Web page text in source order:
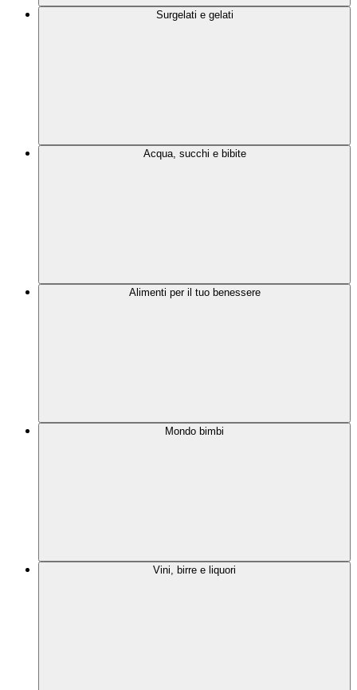
Surgelati e gelati
Acqua, succhi e bibite
Alimenti per il tuo benessere
Mondo bimbi
Vini, birre e liquori